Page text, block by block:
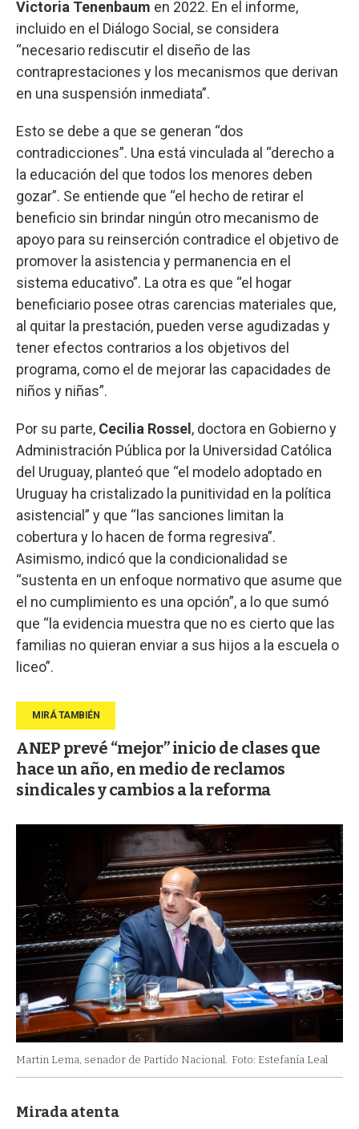
Victoria Tenenbaum en 2022. En el informe,
incluido en el Diálogo Social, se considera
“necesario rediscutir el diseño de las
contraprestaciones y los mecanismos que derivan
en una suspensión inmediata”.
Esto se debe a que se generan “dos
contradicciones”. Una está vinculada al “derecho a
la educación del que todos los menores deben
gozar”. Se entiende que “el hecho de retirar el
beneficio sin brindar ningún otro mecanismo de
apoyo para su reinserción contradice el objetivo de
promover la asistencia y permanencia en el
sistema educativo”. La otra es que “el hogar
beneficiario posee otras carencias materiales que,
al quitar la prestación, pueden verse agudizadas y
tener efectos contrarios a los objetivos del
programa, como el de mejorar las capacidades de
niños y niñas”.
Por su parte, Cecilia Rossel , doctora en Gobierno y
Administración Pública por la Universidad Católica
del Uruguay, planteó que “el modelo adoptado en
Uruguay ha cristalizado la punitividad en la política
asistencial” y que “las sanciones limitan la
cobertura y lo hacen de forma regresiva”.
Asimismo, indicó que la condicionalidad se
“sustenta en un enfoque normativo que asume que
el no cumplimiento es una opción”, a lo que sumó
que “la evidencia muestra que no es cierto que las
familias no quieran enviar a sus hijos a la escuela o
liceo”.
ANEP prevé “mejor” inicio de clases que
hace un año, en medio de reclamos
sindicales y cambios a la reforma
Martin Lema, senador de Partido Nacional. Foto: Estefanía Leal
Mirada atenta